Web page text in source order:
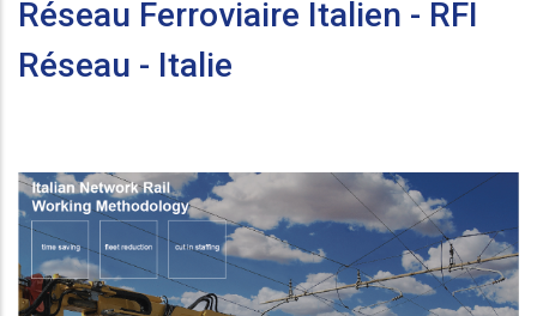
Réseau Ferroviaire Italien - RFI
Réseau - Italie